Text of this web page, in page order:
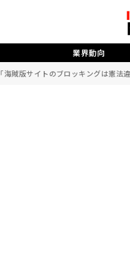
業界動向
「海賊版サイトのブロッキングは憲法